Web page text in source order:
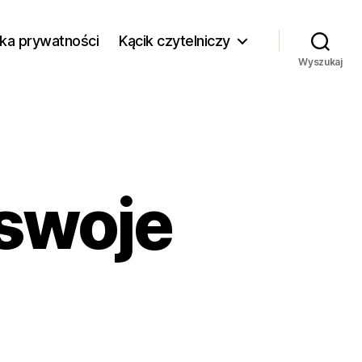
prywatności Kącik czytelniczy
Wyszukaj